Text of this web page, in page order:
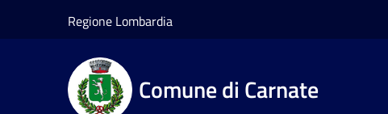
Regione Lombardia
Comune di Carnate